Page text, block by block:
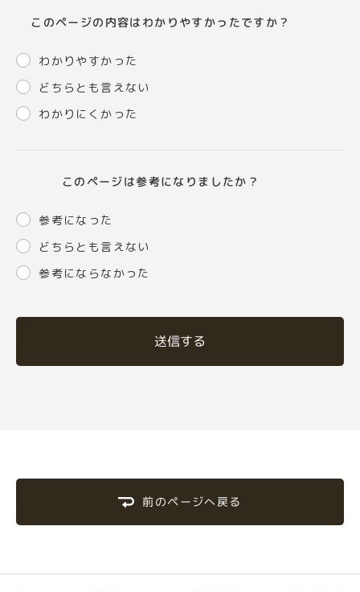
このページの内容はわかりやすかったですか？
わかりやすかった
どちらとも言えない
わかりにくかった
このページは参考になりましたか？
参考になった
どちらとも言えない
参考にならなかった
送信する
前のページへ戻る